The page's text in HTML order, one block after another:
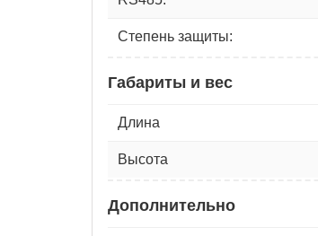
Степень защиты:
Габариты и вес
Длина
Высота
Дополнительно